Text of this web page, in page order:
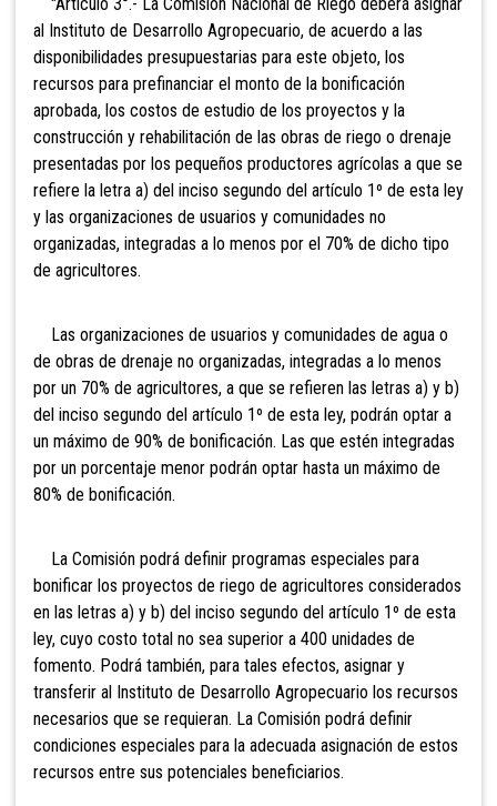
al Instituto de Desarrollo Agropecuario, de acuerdo a las
disponibilidades presupuestarias para este objeto, los
recursos para prefinanciar el monto de la bonificación
aprobada, los costos de estudio de los proyectos y la
construcción y rehabilitación de las obras de riego o drenaje
presentadas por los pequeños productores agrícolas a que se
refiere la letra a) del inciso segundo del artículo 1º de esta ley
y las organizaciones de usuarios y comunidades no
organizadas, integradas a lo menos por el 70% de dicho tipo
de agricultores.
Las organizaciones de usuarios y comunidades de agua o
de obras de drenaje no organizadas, integradas a lo menos
por un 70% de agricultores, a que se refieren las letras a) y b)
del inciso segundo del artículo 1º de esta ley, podrán optar a
un máximo de 90% de bonificación. Las que estén integradas
por un porcentaje menor podrán optar hasta un máximo de
80% de bonificación.
La Comisión podrá definir programas especiales para
bonificar los proyectos de riego de agricultores considerados
en las letras a) y b) del inciso segundo del artículo 1º de esta
ley, cuyo costo total no sea superior a 400 unidades de
fomento. Podrá también, para tales efectos, asignar y
transferir al Instituto de Desarrollo Agropecuario los recursos
necesarios que se requieran. La Comisión podrá definir
condiciones especiales para la adecuada asignación de estos
recursos entre sus potenciales beneficiarios.